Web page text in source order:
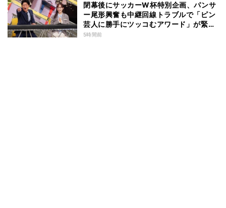
閉幕後にサッカーW杯特別企画、パンサ
ー尾形興奮も中継回線トラブルで「ピン
芸人に勝手にツッコむアワード」が緊急
開幕『脱力タイムズ』
5時間前